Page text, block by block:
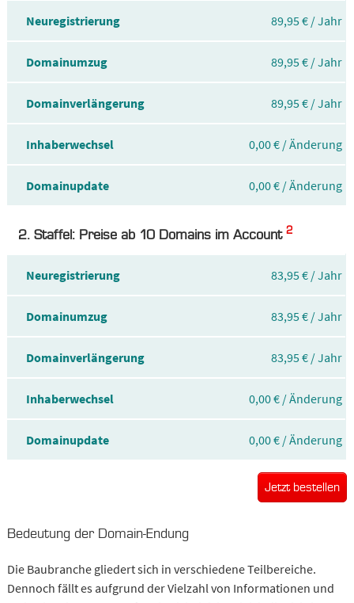
Neuregistrierung 89,95 € / Jahr
Domainumzug 89,95 € / Jahr
Domainverlängerung 89,95 € / Jahr
Inhaberwechsel 0,00 € / Änderung
Domainupdate 0,00 € / Änderung
2. Staffel: Preise ab 10 Domains im Account 2
Neuregistrierung 83,95 € / Jahr
Domainumzug 83,95 € / Jahr
Domainverlängerung 83,95 € / Jahr
Inhaberwechsel 0,00 € / Änderung
Domainupdate 0,00 € / Änderung
Jetzt bestellen
Bedeutung der Domain-Endung
Die Baubranche gliedert sich in verschiedene Teilbereiche.
Dennoch fällt es aufgrund der Vielzahl von Informationen und